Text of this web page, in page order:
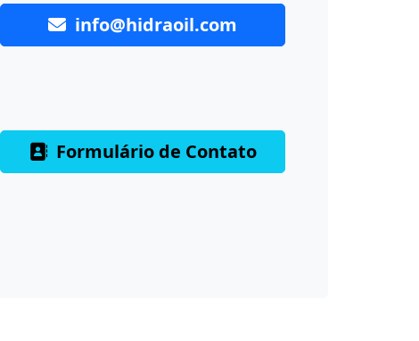
info@hidraoil.com
Formulário de Contato